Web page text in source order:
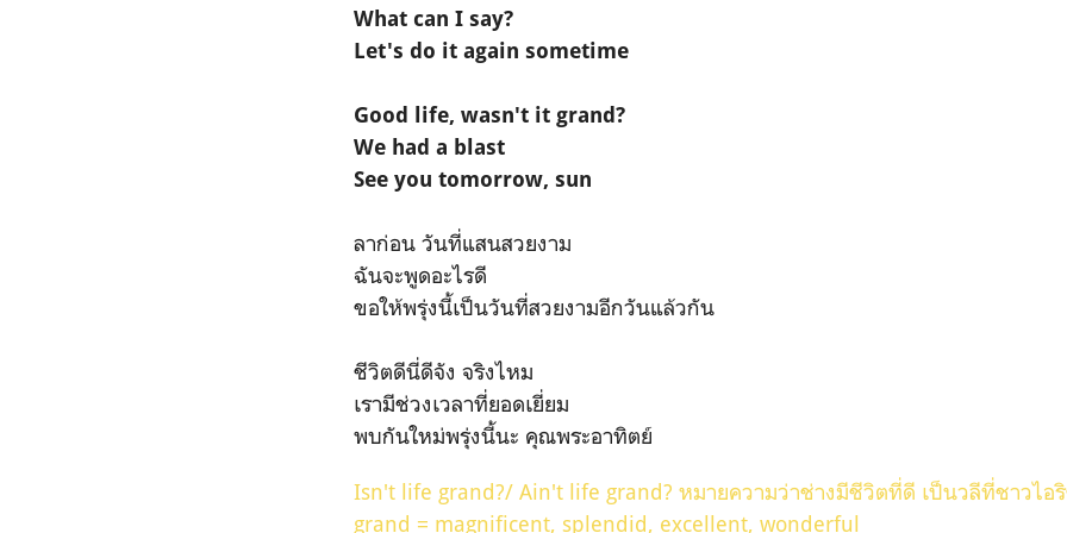
What can I say?
Let's do it again sometime
Good life, wasn't it grand?
We had a blast
See you tomorrow, sun
ลาก่อน วันที่แสนสวยงาม
ฉันจะพูดอะไรดี
ขอให้พรุ่งนี้เป็นวันที่สวยงามอีกวันแล้วกัน
ชีวิตดีนี่ดีจัง จริงไหม
เรามีช่วงเวลาที่ยอดเยี่ยม
พบกันใหม่พรุ่งนี้นะ คุณพระอาทิตย์
Isn't life grand?/ Ain't life grand? หมายความว่าช่างมีชีวิตที่ดี เป็นวลีที่ชาวไอ
grand = magnificent, splendid, excellent, wonderful